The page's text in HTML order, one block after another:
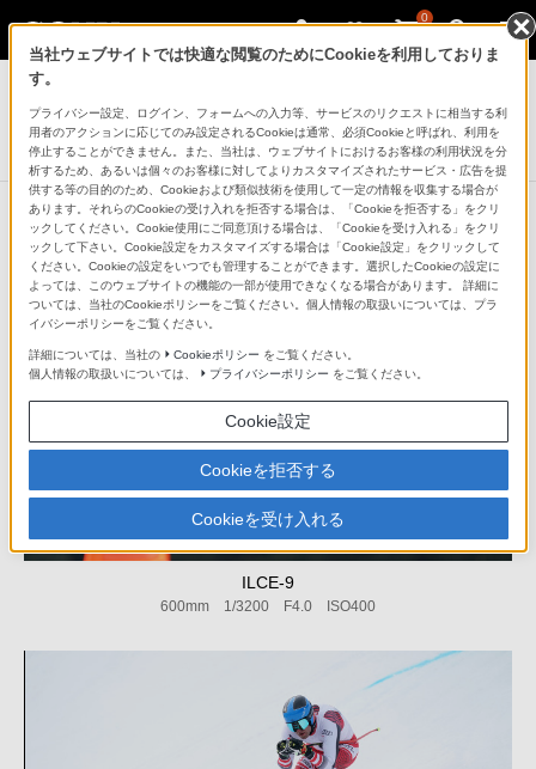
0
デジタル一眼カメラ α（アルファ）
デジタル一眼カメラα[Eマウント]用レンズ
FE 600mm F4 GM OSS
ILCE-9
600mm 1/3200 F4.0 ISO400
当社ウェブサイトでは快適な閲覧のためにCookieを利用しておりま
す。
プライバシー設定、ログイン、フォームへの入力等、サービスのリクエストに相当する利
用者のアクションに応じてのみ設定されるCookieは通常、必須Cookieと呼ばれ、利用を
停止することができません。また、当社は、ウェブサイトにおけるお客様の利用状況を分
析するため、あるいは個々のお客様に対してよりカスタマイズされたサービス・広告を提
供する等の目的のため、Cookieおよび類似技術を使用して一定の情報を収集する場合が
あります。それらのCookieの受け入れを拒否する場合は、「Cookieを拒否する」をクリ
ックしてください。Cookie使用にご同意頂ける場合は、「Cookieを受け入れる」をクリ
ックして下さい。Cookie設定をカスタマイズする場合は「Cookie設定」をクリックして
ください。Cookieの設定をいつでも管理することができます。選択したCookieの設定に
よっては、このウェブサイトの機能の一部が使用できなくなる場合があります。 詳細に
ついては、当社のCookieポリシーをご覧ください。個人情報の取扱いについては、プラ
イバシーポリシーをご覧ください。
詳細については、当社の Cookieポリシー をご覧ください。
個人情報の取扱いについては、
プライバシーポリシー をご覧ください。
Cookie設定
Cookieを拒否する
Cookieを受け入れる